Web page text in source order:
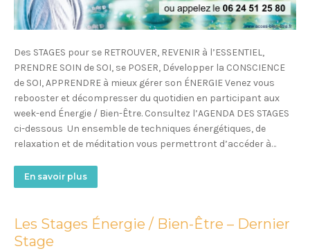
Des STAGES pour se RETROUVER, REVENIR à l’ESSENTIEL,
PRENDRE SOIN de SOI, se POSER, Développer la CONSCIENCE
de SOI, APPRENDRE à mieux gérer son ÉNERGIE Venez vous
rebooster et décompresser du quotidien en participant aux
week-end Énergie / Bien-Être. Consultez l’AGENDA DES STAGES
ci-dessous Un ensemble de techniques énergétiques, de
relaxation et de méditation vous permettront d’accéder à…
En savoir plus
Les Stages Énergie / Bien-Être – Dernier
Stage